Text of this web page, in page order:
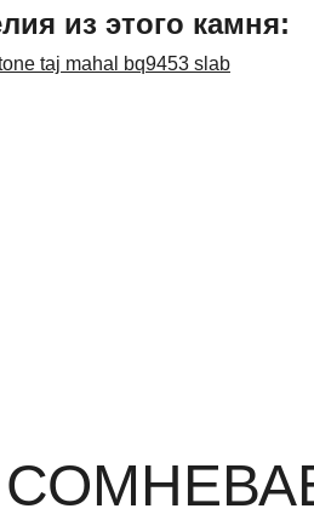
из этого камня: